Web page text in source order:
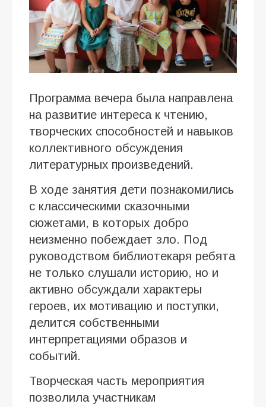
Программа вечера была направлена
на развитие интереса к чтению,
творческих способностей и навыков
коллективного обсуждения
литературных произведений.
В ходе занятия дети познакомились
с классическими сказочными
сюжетами, в которых добро
неизменно побеждает зло. Под
руководством библиотекаря ребята
не только слушали историю, но и
активно обсуждали характеры
героев, их мотивацию и поступки,
делится собственными
интерпретациями образов и
событий.
Творческая часть мероприятия
позволила участникам